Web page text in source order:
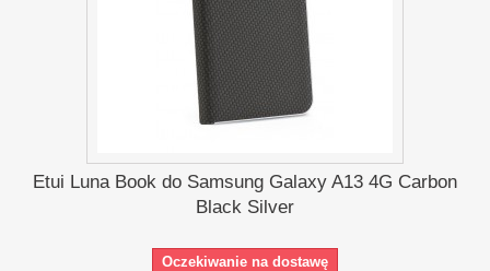
Etui Luna Book do Samsung Galaxy A13 4G Carbon
Black Silver
Oczekiwanie na dostawę